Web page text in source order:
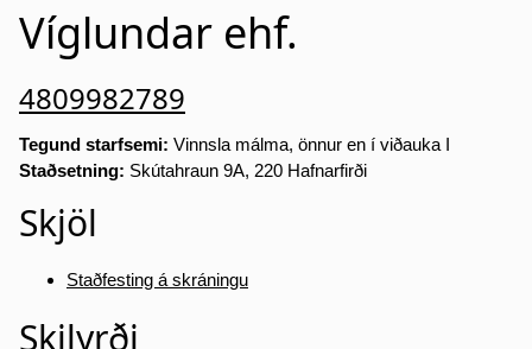
Víglundar ehf.
4809982789
Tegund starfsemi: Vinnsla málma, önnur en í viðauka I
Staðsetning: Skútahraun 9A, 220 Hafnarfirði
Skjöl
Staðfesting á skráningu
Skilyrði